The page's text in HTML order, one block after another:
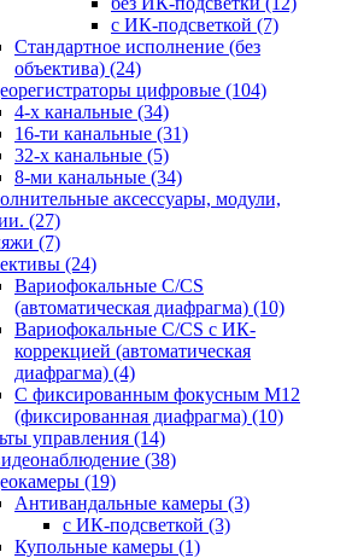
с ИК-подсветкой (7)
Стандартное исполнение (без
объектива) (24)
цифровые (104)
4-х канальные (34)
16-ти канальные (31)
32-х канальные (5)
8-ми канальные (34)
аксессуары, модули,
(27)
(7)
(24)
Вариофокальные C/CS
(автоматическая диафрагма) (10)
Вариофокальные C/CS с ИК-
коррекцией (автоматическая
диафрагма) (4)
С фиксированным фокусным М12
(фиксированная диафрагма) (10)
управления (14)
(38)
(19)
Антивандальные камеры (3)
с ИК-подсветкой (3)
Купольные камеры (1)